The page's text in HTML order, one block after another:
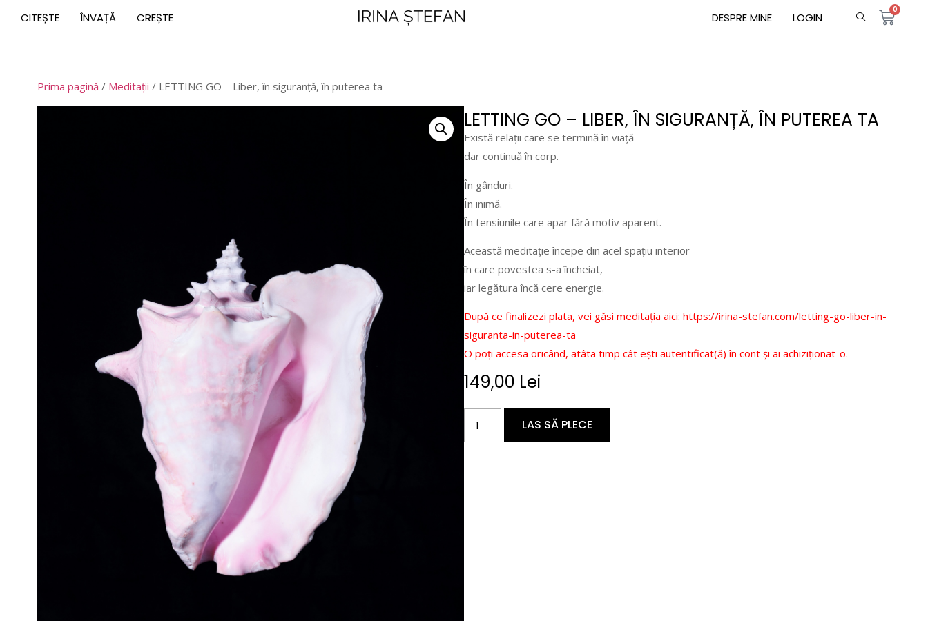
CITEȘTE ÎNVAȚĂ CREȘTE DESPRE MINE LOGIN
0
Prima pagină / Meditații / LETTING GO – Liber, în siguranță, în puterea ta
LETTING GO – LIBER, ÎN SIGURANȚĂ, ÎN PUTEREA TA
Există relații care se termină în viață
dar continuă în corp.
În gânduri.
În inimă.
În tensiunile care apar fără motiv aparent.
Această meditație începe din acel spațiu interior
în care povestea s-a încheiat,
iar legătura încă cere energie.
După ce finalizezi plata, vei găsi meditația aici: https://irina-stefan.com/letting-go-liber-in-
siguranta-in-puterea-ta
O poți accesa oricând, atâta timp cât ești autentificat(ă) în cont și ai achiziționat-o.
149,00 Lei
LAS SĂ PLECE